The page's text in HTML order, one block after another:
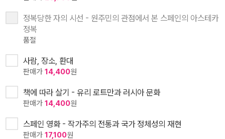
정복당한 자의 시선 - 원주민의 관점에서 본 스페인의 아스테카
정복
품절
사람, 장소, 환대
판매가 14,400원
책에 따라 살기 - 유리 로트만과 러시아 문화
판매가 14,400원
스페인 영화 - 작가주의 전통과 국가 정체성의 재현
판매가 17,100원